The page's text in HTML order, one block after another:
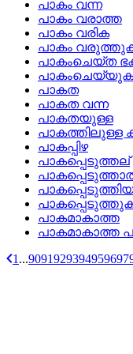
പാകം വന്ന
പാകം വരാത്ത
പാകം വരിക
പാകം
പാകംചെയ്ത
പാകംചെയ്യുക
പാകത
പാകത വന്ന
പാകതയുള്ള
പാകത്തിലുള്ള
പാകപ്പിഴ
പാകപ്പെടുത്തല്
പാകമാകാത്ത
പാകമാകാത്ത
1 ...9091929394959697